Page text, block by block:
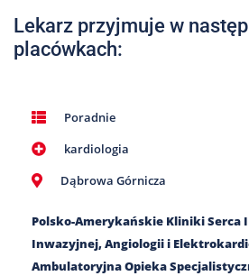
Galeria
302
Lekarz przyjmuje w
placówkach:
Poradnie
kardiologia
Dąbrowa Górnicza
Polsko-Amerykańskie Kliniki Serca
Inwazyjnej, Angiologii i
Ambulatoryjna Opieka